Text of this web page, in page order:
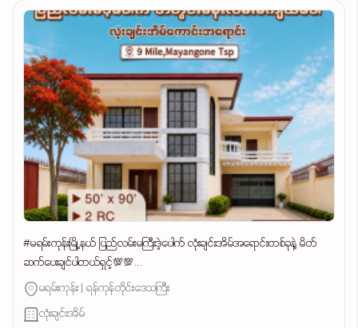
#မရမ်းကုန်းမြို့နယ် ပြည်လမ်းမကြီးဒဲ့ပေါက် လုံးချင်းအိမ်အရောင်းတစ်ခုနဲ့ မိတ်
ဆက်ပေးချင်ပါတယ်ရှင့်💯💯...
မရမ်းကုန်း | ရန်ကုန်တိုင်းဒေသကြီး
လုံးချင်းအိမ်